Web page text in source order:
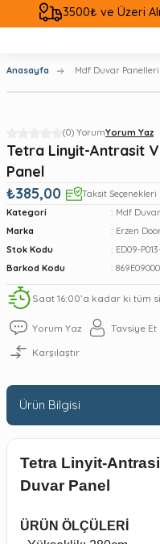
3500₺ ve Üzeri
Anasayfa Mdf Duvar Panelleri
(0) YorumYorum Yaz
Tetra Linyit-Antrasit
Panel
₺385,00
Taksit Seçenekleri
Kategori
Mdf
Marka
Erzen
Stok Kodu
ED09-
Barkod Kodu
Saat 16:00’a kadar ki tüm
Yorum Yaz Tavsiye Et
Karşılaştır
Ürün Bilgisi
Tetra Linyit-
Duvar Panel
ÜRÜN ÖLÇÜLERİ